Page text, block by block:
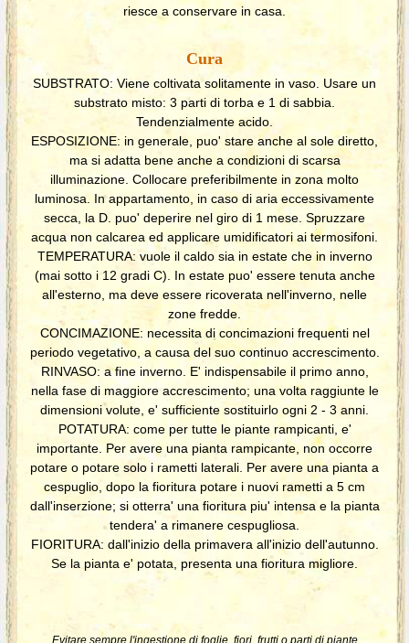
riesce a conservare in casa.
Cura
SUBSTRATO: Viene coltivata solitamente in vaso. Usare un
substrato misto: 3 parti di torba e 1 di sabbia.
Tendenzialmente acido.
ESPOSIZIONE: in generale, puo' stare anche al sole diretto,
ma si adatta bene anche a condizioni di scarsa
illuminazione. Collocare preferibilmente in zona molto
luminosa. In appartamento, in caso di aria eccessivamente
secca, la D. puo' deperire nel giro di 1 mese. Spruzzare
acqua non calcarea ed applicare umidificatori ai termosifoni.
TEMPERATURA: vuole il caldo sia in estate che in inverno
(mai sotto i 12 gradi C). In estate puo' essere tenuta anche
all'esterno, ma deve essere ricoverata nell'inverno, nelle
zone fredde.
CONCIMAZIONE: necessita di concimazioni frequenti nel
periodo vegetativo, a causa del suo continuo accrescimento.
RINVASO: a fine inverno. E' indispensabile il primo anno,
nella fase di maggiore accrescimento; una volta raggiunte le
dimensioni volute, e' sufficiente sostituirlo ogni 2 - 3 anni.
POTATURA: come per tutte le piante rampicanti, e'
importante. Per avere una pianta rampicante, non occorre
potare o potare solo i rametti laterali. Per avere una pianta a
cespuglio, dopo la fioritura potare i nuovi rametti a 5 cm
dall'inserzione; si otterra' una fioritura piu' intensa e la pianta
tendera' a rimanere cespugliosa.
FIORITURA: dall'inizio della primavera all'inizio dell'autunno.
Se la pianta e' potata, presenta una fioritura migliore.
Evitare sempre l'ingestione di foglie, fiori, frutti o parti di piante